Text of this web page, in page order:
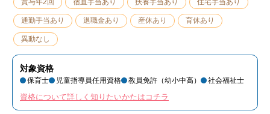
賞与年2回 宿直手当あり 扶養手当あり 住宅手当あり
通勤手当あり 退職金あり 産休あり 育休あり
異動なし
対象資格
保育士 児童指導員任用資格 教員免許（幼小中高） 社会福祉士
資格について詳しく知りたいかたはコチラ